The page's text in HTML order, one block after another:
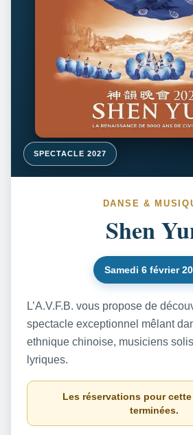
SPECTACLE 2027
DANSE &
Shen
Samedi 6 février
L’A.V.F.B. vous propose de
spectacle exceptionnel mêlant
ethnique chinoise, musiciens
lyriques.
Les réservations pour
terminées.